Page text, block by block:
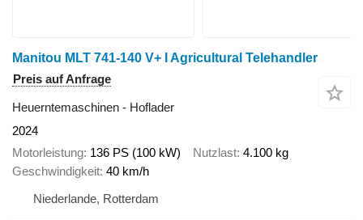
Manitou MLT 741-140 V+ I Agricultural Telehandler
Preis auf Anfrage
Heuerntemaschinen - Hoflader
2024
Motorleistung 136 PS (100 kW) Nutzlast 4.100 kg
Geschwindigkeit 40 km/h
Niederlande, Rotterdam